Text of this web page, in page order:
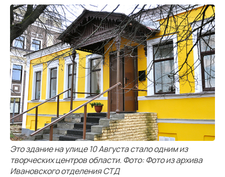
Это здание на улице 10 Августа стало одним из
творческих центров области. Фото: Фото из архива
Ивановского отделения СТД